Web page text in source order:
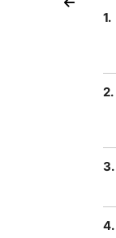
1.
2.
3.
4.